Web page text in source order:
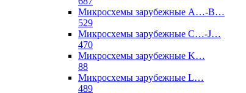
Микросхемы зарубежные A…-B…
529
Микросхемы зарубежные C…-J…
470
Микросхемы зарубежные K…
88
Микросхемы зарубежные L…
489